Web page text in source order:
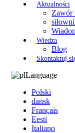
Aktualności
Zawór
Wiedza
Blog
Skontaktuj
Language
Polski
dansk
Français
Eesti
Italiano